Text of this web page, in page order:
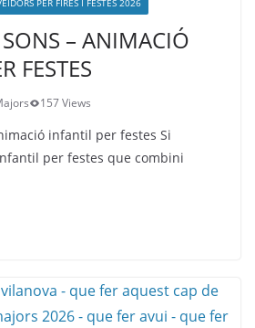
PER FIRES I FESTES 2026
SONS – ANIMACIÓ
FESTES
157 Views
infantil per festes Si
per festes que combini